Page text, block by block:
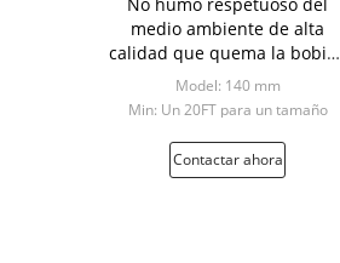
medio ambiente de alta
calidad que quema la bobina
repugnante del mosquito de
12h 140m m
Model: 140 mm
Min: Un 20FT para un tamaño
Contactar ahora